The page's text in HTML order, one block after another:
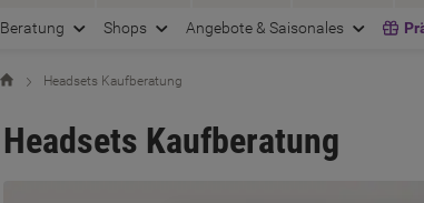
Beratung Shops Angebote & Saisonales
StartseiteHeadsets Kaufberatung
Headsets Kaufberatung